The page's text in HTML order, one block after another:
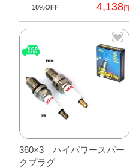
10%OFF 4,138円
360×3 ハイパワースパー
クプラグ